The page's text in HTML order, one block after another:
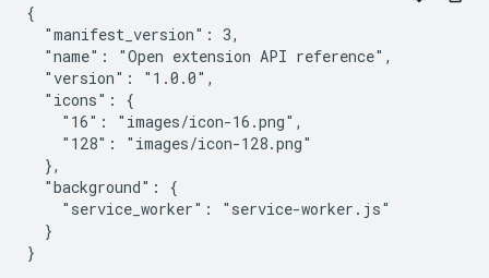
{
  "manifest_version": 3,
  "name": "Open extension API reference",
  "version": "1.0.0",
  "icons": {
    "16": "images/icon-16.png",
    "128": "images/icon-128.png"
  },
  "background": {
    "service_worker": "service-worker.js"
  }